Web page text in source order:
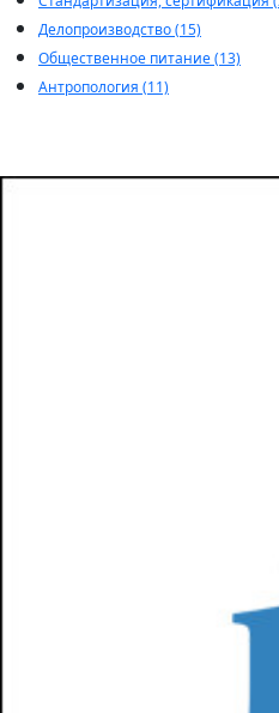
Делопроизводство (15)
Общественное питание (13)
Антропология (11)